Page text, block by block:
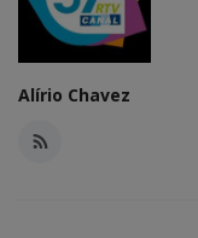
Alírio Chavez